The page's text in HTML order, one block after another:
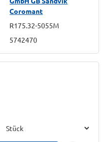
Coromant
R175.32-5055M
5742470
erhöhen